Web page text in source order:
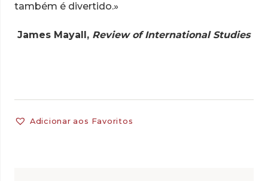
também é divertido.»
James Mayall, Review of International Studies
Adicionar aos Favoritos